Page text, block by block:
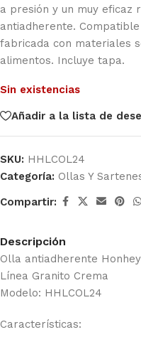
a presión y un muy eficaz
antiadherente.
fabricada con materiales
alimentos. Incluye tapa.
Sin existencias
Añadir a la lista de
SKU: HHLCOL24
Categoría: Ollas Y
Compartir:
Descripción
Olla antiadherente
Línea Granito Crema
Modelo: HHLCOL24
Características: